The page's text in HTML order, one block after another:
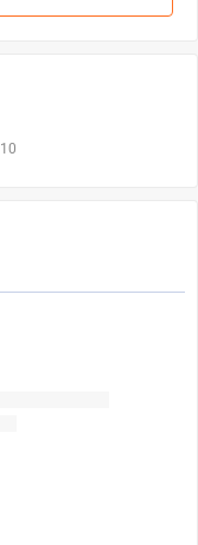
10